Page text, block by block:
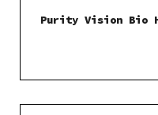
Purity Vision Bio